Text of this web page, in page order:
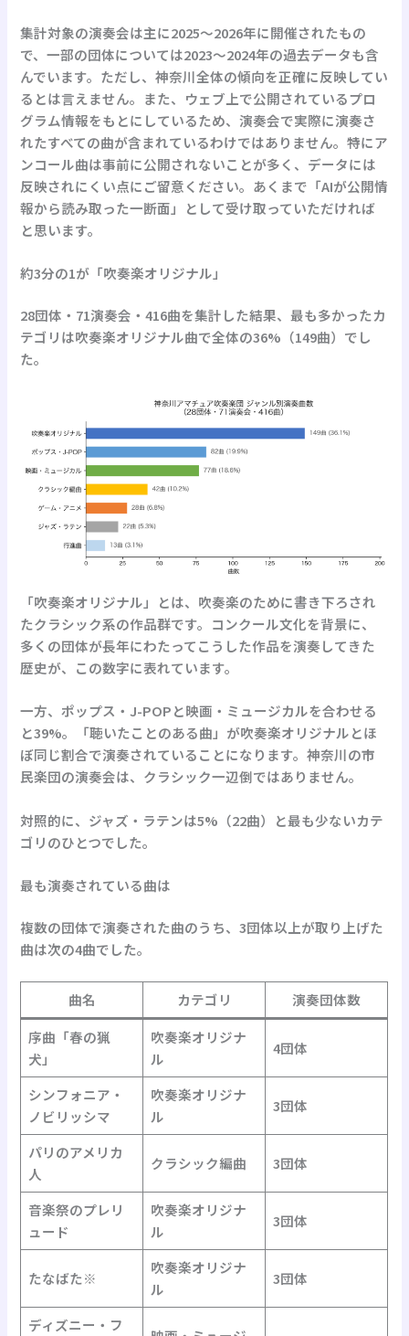
集計対象の演奏会は主に2025〜2026年に開催されたもの
で、一部の団体については2023〜2024年の過去データも含
んでいます。ただし、神奈川全体の傾向を正確に反映してい
るとは言えません。また、ウェブ上で公開されているプロ
グラム情報をもとにしているため、演奏会で実際に演奏さ
れたすべての曲が含まれているわけではありません。特にア
ンコール曲は事前に公開されないことが多く、データには
反映されにくい点にご留意ください。あくまで「AIが公開情
報から読み取った一断面」として受け取っていただければ
と思います。
約3分の1が「吹奏楽オリジナル」
28団体・71演奏会・416曲を集計した結果、最も多かったカ
テゴリは吹奏楽オリジナル曲で全体の36% （149曲）でし
た。
「吹奏楽オリジナル」とは、吹奏楽のために書き下ろされ
たクラシック系の作品群です。コンクール文化を背景に、
多くの団体が長年にわたってこうした作品を演奏してきた
歴史が、この数字に表れています。
一方、ポップス・J-POPと映画・ミュージカルを合わせる
と39%。「聴いたことのある曲」が吹奏楽オリジナルとほ
ぼ同じ割合で演奏されていることになります。神奈川の市
民楽団の演奏会は、クラシック一辺倒ではありません。
対照的に、 ジャズ・ラテンは5% （22曲）と最も少ないカテ
ゴリのひとつでした。
最も演奏されている曲は
複数の団体で演奏された曲のうち、3団体以上が取り上げた
曲は次の4曲でした。
曲名 カテゴリ
演奏団体数
序曲「春の猟
犬」
吹奏楽オリジナ
ル
4団体
シンフォニア・
ノビリッシマ
吹奏楽オリジナ
ル
3団体
パリのアメリカ
人
クラシック編曲 3団体
音楽祭のプレリ
ュード
吹奏楽オリジナ
ル
3団体
たなばた※
吹奏楽オリジナ
ル
3団体
ディズニー・フ